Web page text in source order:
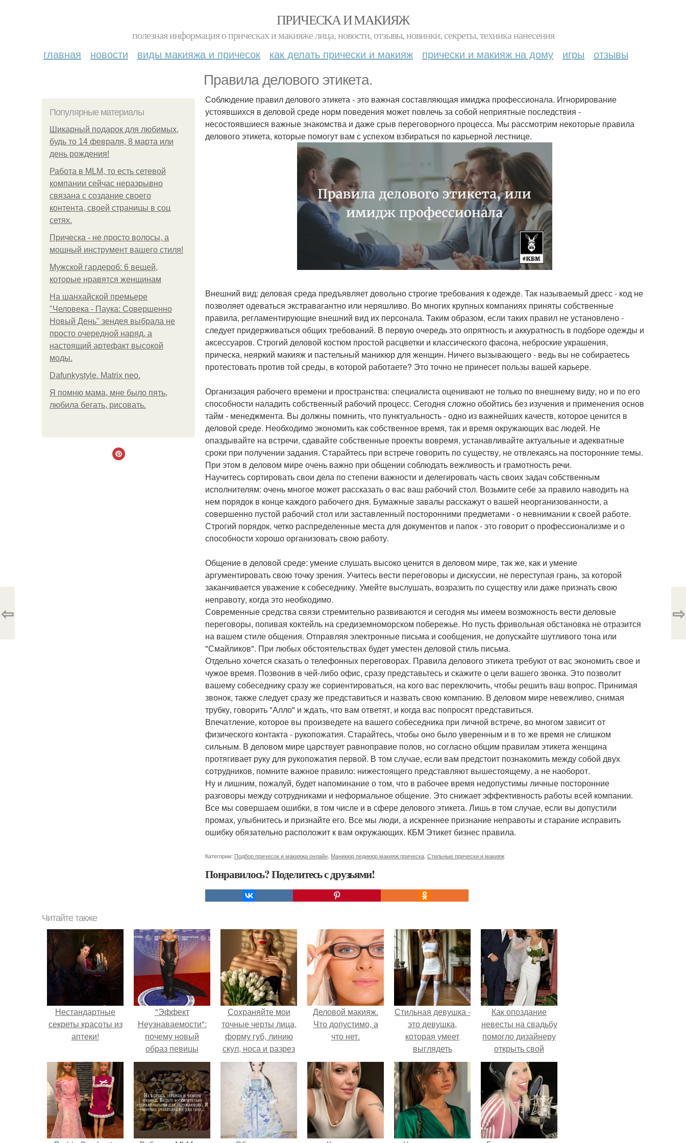
ПРИЧЕСКА И МАКИЯЖ
полезная информация о прическах и макияже лица, новости, отзывы, новинки, секреты, техника нанесения
главная новости виды макияжа и причесок как делать прически и макияж прически и макияж на дому игры отзывы
Правила делового этикета.
Популярные материалы
Шикарный подарок для любимых,
будь то 14 февраля, 8 марта или
день рождения!
Работа в MLM, то есть сетевой
компании сейчас неразрывно
связана с создание своего
контента, своей страницы в соц
сетях.
Прическа - не просто волосы, а
мощный инструмент вашего стиля!
Мужской гардероб: 6 вещей,
которые нравятся женщинам
На шанхайской премьере
"Человека - Паука: Совершенно
Новый День" зендея выбрала не
просто очередной наряд, а
настоящий артефакт высокой
моды.
Dafunkystyle. Matrix neo.
Я помню мама, мне было пять,
любила бегать, рисовать.
Соблюдение правил делового этикета - это важная составляющая имиджа профессионала. Игнорирование
устоявшихся в деловой среде норм поведения может повлечь за собой неприятные последствия -
несостоявшиеся важные знакомства и даже срыв переговорного процесса. Мы рассмотрим некоторые правила
делового этикета, которые помогут вам с успехом взбираться по карьерной лестнице.
Внешний вид: деловая среда предъявляет довольно строгие требования к одежде. Так называемый дресс - код не
позволяет одеваться экстравагантно или неряшливо. Во многих крупных компаниях приняты собственные
правила, регламентирующие внешний вид их персонала. Таким образом, если таких правил не установлено -
следует придерживаться общих требований. В первую очередь это опрятность и аккуратность в подборе одежды и
аксессуаров. Строгий деловой костюм простой расцветки и классического фасона, неброские украшения,
прическа, неяркий макияж и пастельный маникюр для женщин. Ничего вызывающего - ведь вы не собираетесь
протестовать против той среды, в которой работаете? Это точно не принесет пользы вашей карьере.
Организация рабочего времени и пространства: специалиста оценивают не только по внешнему виду, но и по его
способности наладить собственный рабочий процесс. Сегодня сложно обойтись без изучения и применения основ
тайм - менеджмента. Вы должны помнить, что пунктуальность - одно из важнейших качеств, которое ценится в
деловой среде. Необходимо экономить как собственное время, так и время окружающих вас людей. Не
опаздывайте на встречи, сдавайте собственные проекты вовремя, устанавливайте актуальные и адекватные
сроки при получении задания. Старайтесь при встрече говорить по существу, не отвлекаясь на посторонние темы.
При этом в деловом мире очень важно при общении соблюдать вежливость и грамотность речи.
Научитесь сортировать свои дела по степени важности и делегировать часть своих задач собственным
исполнителям: очень многое может рассказать о вас ваш рабочий стол. Возьмите себе за правило наводить на
нем порядок в конце каждого рабочего дня. Бумажные завалы расскажут о вашей неорганизованности, а
совершенно пустой рабочий стол или заставленный посторонними предметами - о невнимании к своей работе.
Строгий порядок, четко распределенные места для документов и папок - это говорит о профессионализме и о
способности хорошо организовать свою работу.
Общение в деловой среде: умение слушать высоко ценится в деловом мире, так же, как и умение
аргументировать свою точку зрения. Учитесь вести переговоры и дискуссии, не переступая грань, за которой
заканчивается уважение к собеседнику. Умейте выслушать, возразить по существу или даже признать свою
неправоту, когда это необходимо.
Современные средства связи стремительно развиваются и сегодня мы имеем возможность вести деловые
переговоры, попивая коктейль на средиземноморском побережье. Но пусть фривольная обстановка не отразится
на вашем стиле общения. Отправляя электронные письма и сообщения, не допускайте шутливого тона или
"Смайликов". При любых обстоятельствах будет уместен деловой стиль письма.
Отдельно хочется сказать о телефонных переговорах. Правила делового этикета требуют от вас экономить свое и
чужое время. Позвонив в чей-либо офис, сразу представьтесь и скажите о цели вашего звонка. Это позволит
вашему собеседнику сразу же сориентироваться, на кого вас переключить, чтобы решить ваш вопрос. Принимая
звонок, также следует сразу же представиться и назвать свою компанию. В деловом мире невежливо, снимая
трубку, говорить "Алло" и ждать, что вам ответят, и когда вас попросят представиться.
Впечатление, которое вы произведете на вашего собеседника при личной встрече, во многом зависит от
физического контакта - рукопожатия. Старайтесь, чтобы оно было уверенным и в то же время не слишком
сильным. В деловом мире царствует равноправие полов, но согласно общим правилам этикета женщина
протягивает руку для рукопожатия первой. В том случае, если вам предстоит познакомить между собой двух
сотрудников, помните важное правило: нижестоящего представляют вышестоящему, а не наоборот.
Ну и лишним, пожалуй, будет напоминание о том, что в рабочее время недопустимы личные посторонние
разговоры между сотрудниками и неформальное общение. Это снижает эффективность работы всей компании.
Все мы совершаем ошибки, в том числе и в сфере делового этикета. Лишь в том случае, если вы допустили
промах, улыбнитесь и признайте его. Все мы люди, а искреннее признание неправоты и старание исправить
ошибку обязательно расположит к вам окружающих. КБМ Этикет бизнес правила.
Категории: Подбор причесок и макияжа онлайн Маникюр педикюр макияж прическа Стильные прически и макияж
Понравилось? Поделитесь с друзьями!
⇦ ⇨
Читайте также
Нестандартные
секреты красоты из
аптеки!
"Эффект
Неузнаваемости":
почему новый
образ певицы
вызвал споры о
гранях
возможного?
Сохраняйте мои
точные черты лица,
форму губ, линию
скул, носа и разрез
глаз.
Деловой макияж.
Что допустимо, а
что нет.
Стильная девушка -
это девушка,
которая умеет
выглядеть
привлекательно и
элегантно в любои
ситуации.
Как опоздание
невесты на свадьбу
помогло дизайнеру
открыть свой
бренд.